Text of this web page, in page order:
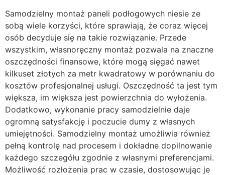
Samodzielny montaż paneli podłogowych niesie ze
sobą wiele korzyści, które sprawiają, że coraz więcej
osób decyduje się na takie rozwiązanie. Przede
wszystkim, własnoręczny montaż pozwala na znaczne
oszczędności finansowe, które mogą sięgać nawet
kilkuset złotych za metr kwadratowy w porównaniu do
kosztów profesjonalnej usługi. Oszczędność ta jest tym
większa, im większa jest powierzchnia do wyłożenia.
Dodatkowo, wykonanie pracy samodzielnie daje
ogromną satysfakcję i poczucie dumy z własnych
umiejętności. Samodzielny montaż umożliwia również
pełną kontrolę nad procesem i dokładne dopilnowanie
każdego szczegółu zgodnie z własnymi preferencjami.
Możliwość rozłożenia prac w czasie, dostosowując je